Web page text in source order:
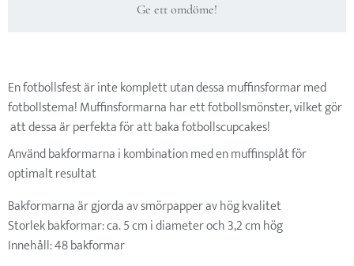
Ge ett omdöme!
En fotbollsfest är inte komplett utan dessa muffinsformar med
fotbollstema! Muffinsformarna har ett fotbollsmönster, vilket gör
att dessa är perfekta för att baka fotbollscupcakes!
Använd bakformarna i kombination med en muffinsplåt för
optimalt resultat
Bakformarna är gjorda av smörpapper av hög kvalitet
Storlek bakformar: ca. 5 cm i diameter och 3,2 cm hög
Innehåll: 48 bakformar